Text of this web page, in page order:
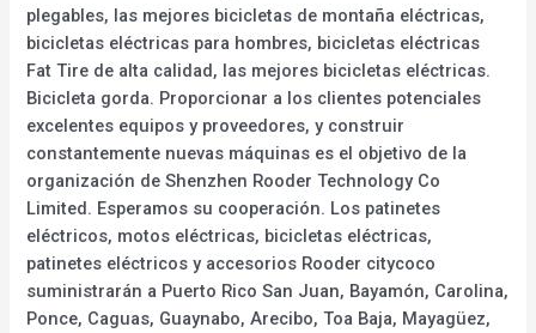
plegables, las mejores bicicletas de montaña eléctricas,
bicicletas eléctricas para hombres, bicicletas eléctricas
Fat Tire de alta calidad, las mejores bicicletas eléctricas.
Bicicleta gorda. Proporcionar a los clientes potenciales
excelentes equipos y proveedores, y construir
constantemente nuevas máquinas es el objetivo de la
organización de Shenzhen Rooder Technology Co
Limited. Esperamos su cooperación. Los patinetes
eléctricos, motos eléctricas, bicicletas eléctricas,
patinetes eléctricos y accesorios Rooder citycoco
suministrarán a Puerto Rico San Juan, Bayamón, Carolina,
Ponce, Caguas, Guaynabo, Arecibo, Toa Baja, Mayagüez,